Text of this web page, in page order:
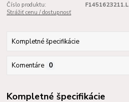
Číslo produktu:
F1451623211.L
Strážiť cenu / dostupnosť
Kompletné špecifikácie
Komentáre 0
Kompletné špecifikácie